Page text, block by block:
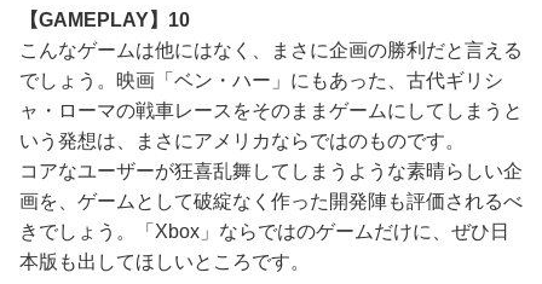
【GAMEPLAY】10
こんなゲームは他にはなく、まさに企画の勝利だと言える
でしょう。映画「ベン・ハー」にもあった、古代ギリシ
ャ・ローマの戦車レースをそのままゲームにしてしまうと
いう発想は、まさにアメリカならではのものです。
コアなユーザーが狂喜乱舞してしまうような素晴らしい企
画を、ゲームとして破綻なく作った開発陣も評価されるべ
きでしょう。「Xbox」ならではのゲームだけに、ぜひ日
本版も出してほしいところです。